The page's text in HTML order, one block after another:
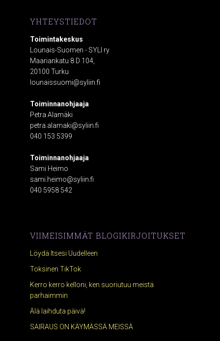
YHTEYSTIEDOT
Toimintakeskus
Lounais-Suomen - SYLI ry
Maariankatu 8 D 104,
20100 Turku
lounaissuomi@syliin.fi
Toiminnanohjaaja
Petra Alamäki
petra.alamaki@syliin.fi
040 153 5399
Toiminnanohjaaja
Sami Heimo
sami.heimo@syliin.fi
040 5958 542
VIIMEISIMMÄT BLOGIKIRJOITUKSET
Löydä Itsesi Uudelleen
Toksinen TikTok
Kerro kerro kelloni, ken suoriutuu meistä
parhaimmin
Älä laihduta päivä!
SAIRAUS ON KÄYMÄSSÄ MEISSÄ